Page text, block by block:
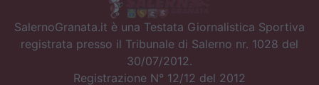
SalernoGranata.it è una Testata Giornalistica Sportiva
registrata presso il Tribunale di Salerno nr. 1028 del
30/07/2012.
Registrazione N° 12/12 del 2012